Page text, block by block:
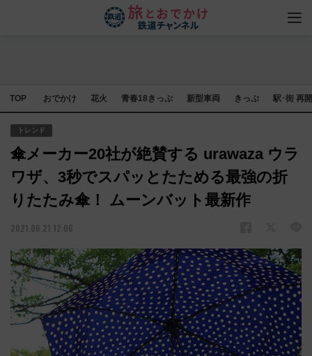
TOP おでかけ 花火 青春18きっぷ 新型車両 きっぷ 駅･街 再
トレンド
傘メーカー20社が絶賛する urawaza ウラ
ワザ、3秒でスパッとたためる最強の折
りたたみ傘！ ムーンバット最新作
2021.06.21 12:06